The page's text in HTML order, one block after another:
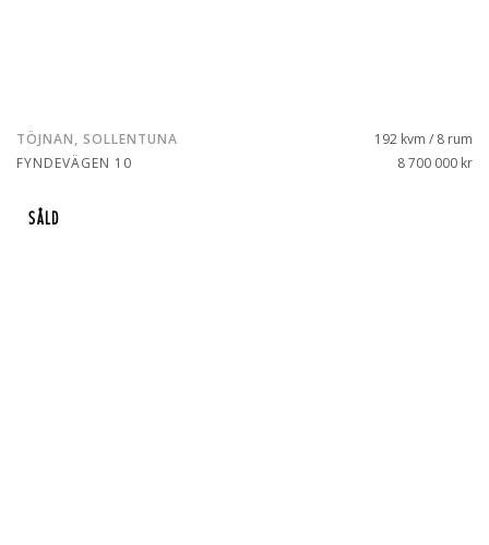
TÖJNAN, SOLLENTUNA
FYNDEVÄGEN 10
192 kvm / 8 rum
8 700 000 kr
SÅLD